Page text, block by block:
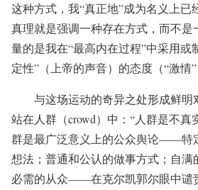
这种方式，我“真正地”成为名义上已
真理就是强调一种存在方式，而不
量的是我在“最高内在过程”中采用或
定性”（上帝的声音）的态度（“激情”
与这场运动的奇异之处形成鲜明
站在人群（crowd）中：“人群是不真
群是最广泛意义上的公众舆论——特
想法；普通和公认的做事方式；自
必需的从众——在克尔凯郭尔眼中谴